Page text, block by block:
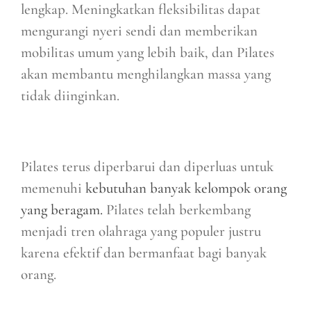
lengkap. Meningkatkan fleksibilitas dapat
mengurangi nyeri sendi dan memberikan
mobilitas umum yang lebih baik, dan Pilates
akan membantu menghilangkan massa yang
tidak diinginkan.
Pilates terus diperbarui dan diperluas untuk
memenuhi kebutuhan banyak kelompok orang
yang beragam. Pilates telah berkembang
menjadi tren olahraga yang populer justru
karena efektif dan bermanfaat bagi banyak
orang.